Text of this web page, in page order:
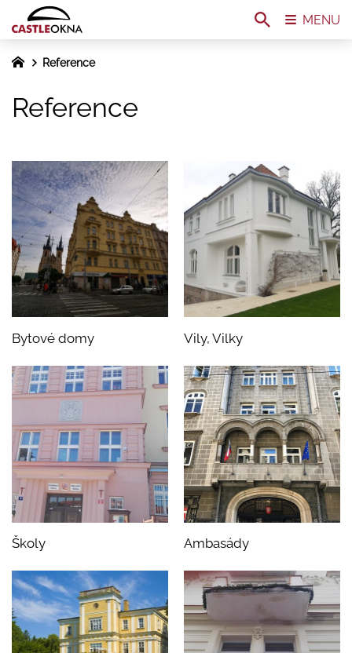
Reference
Reference
Bytové domy Vily, Vilky
Školy Ambasády
MENU